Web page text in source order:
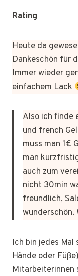
Rating
Heute da
Dankeschön für
Immer wieder
einfachem Lack
Also ich finde
und french
muss man 1€
man
auch zum
nicht 30min
freundlich,
wunderschön.
Ich bin jedes
Hände oder
Mitarbeiterinnen